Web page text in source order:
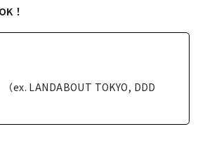
！
ex. LANDABOUT TOKYO, DDD